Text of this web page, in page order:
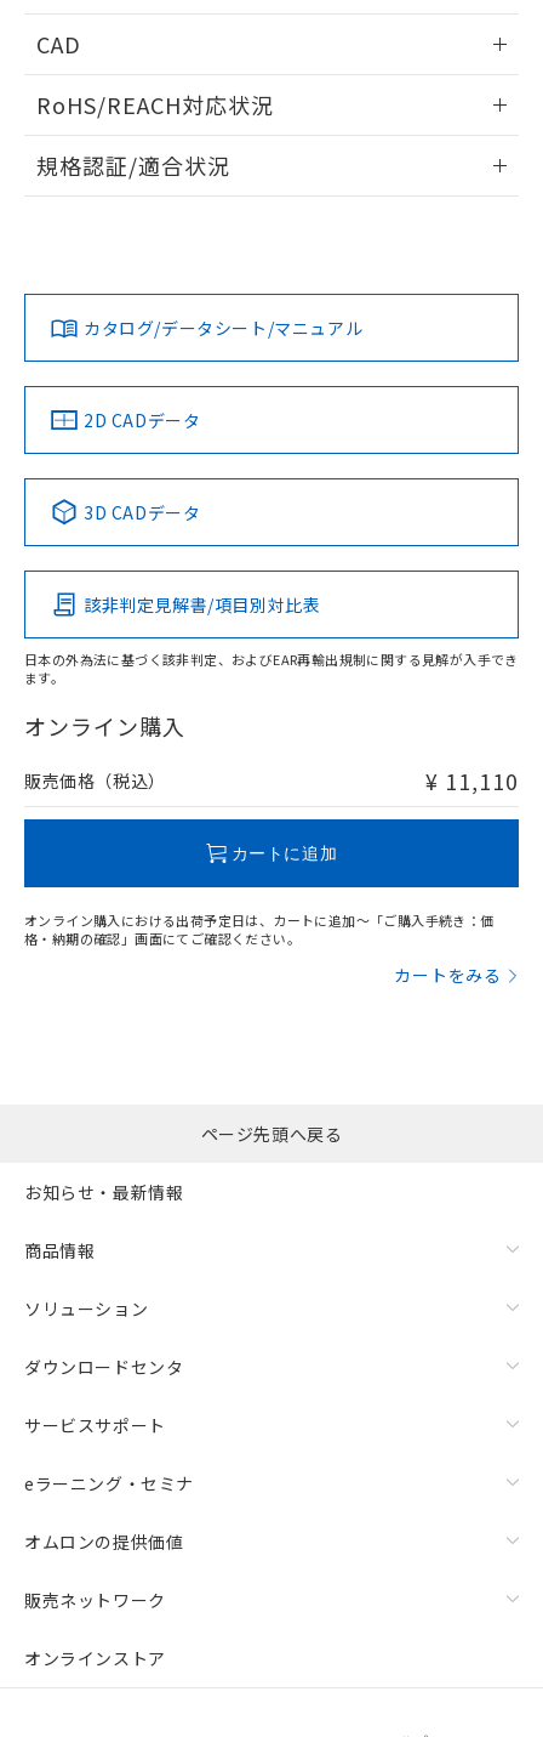
タイムチャート
A: 300mm以上、B: 200mm以上
周囲金属の影響
以上、n: 90mm以上
検出物体の大きさと材質による影響
CAD
ドすることができます。
ログイン/会員登録
ダウンロードデータをご利用いただく前に、以下を必ずお読
みください。
ソフトウェアの使用条件
RoHS/REACH対応状況
EU RoHS 注意事項・凡例
対応済み
中国 RoHS 注意事項・凡例
Pb Hg Cd Cr(VI)
O
在庫等で未対応品が混在する可能性があります。
問い合わせください。
規格認証/適合状況
LR型式承認
（イギリス
船舶規格）
DNV型式承認
（ノルウェー
BV型式承認
（フランス
KR型式
（韓国
No No No No
この製品の規格認証/適合状況ページへ
その他の認証はこちらのページからご検索ください
カタログ/データシート/マニュアル
2D CADデータ
3D CADデータ
該非判定見解書/項目別対比表
日本の外為法に基づく該非判定、およびEAR再輸出規制に関する見解が入手でき
ます。
オンライン購入
販売価格（税込） ¥ 11,110
カートに追加
オンライン購入における出荷予定日は、カートに追加～「ご購入手続き：価
格・納期の確認」画面にてご確認ください。
カートをみる
ページ先頭へ戻る
お知らせ・最新情報
商品情報
ソリューション
ダウンロードセンタ
サービスサポート
eラーニング・セミナ
オムロンの提供価値
販売ネットワーク
オンラインストア